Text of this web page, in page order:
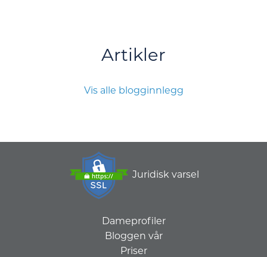
Artikler
Vis alle blogginnlegg
Juridisk varsel
Dameprofiler
Bloggen vår
Priser